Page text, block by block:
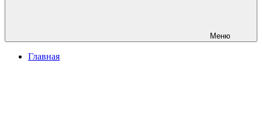
Меню
Главная